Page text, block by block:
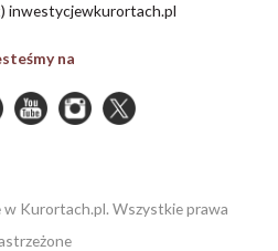
inwestycjewkurortach.pl
na
Kurortach.pl. Wszystkie prawa